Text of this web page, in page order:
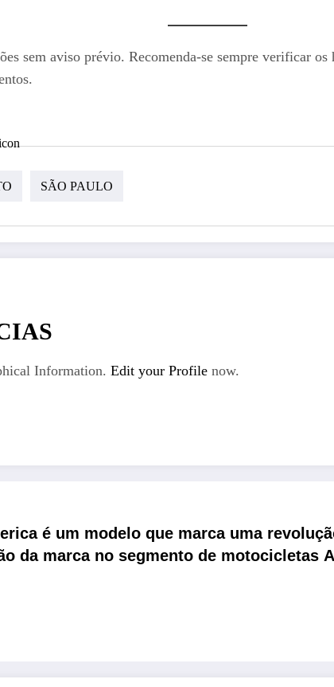
sem aviso prévio. Recomenda-se sempre verificar
SÃO PAULO
Information. Edit your Profile now.
é um modelo que marca uma
da marca no segmento de motocicletas